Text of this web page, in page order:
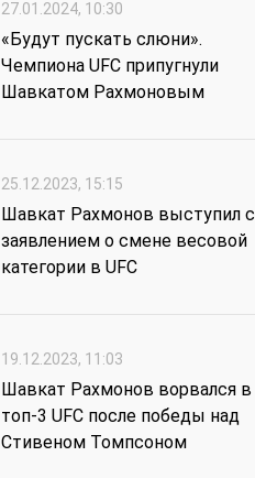
27.01.2024, 10:30
«Будут пускать слюни».
Чемпиона UFC припугнули
Шавкатом Рахмоновым
25.12.2023, 15:15
Шавкат Рахмонов выступил с
заявлением о смене весовой
категории в UFC
19.12.2023, 11:03
Шавкат Рахмонов ворвался в
топ-3 UFC после победы над
Стивеном Томпсоном